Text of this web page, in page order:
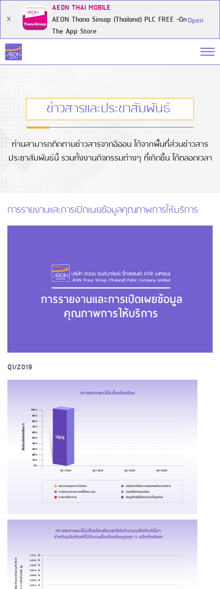
X
AEON THAI MOBILE
AEON Thana Sinsap (Thailand) PLC FREE -On
The App Store
Open
ข่าวสารและประชาสัมพันธ์
ท่านสามารถติดตามข่าวสารจากอิออน ได้จากพื้นที่ส่วนข่าวสาร
ประชาสัมพันธ์นี้ รวมทั้งงานกิจกรรมต่างๆ ที่เกิดขึ้น ได้ตลอดเวลา
การรายงานและการเปิดเผยข้อมูลคุณภาพการให้บริการ
Q1/2019